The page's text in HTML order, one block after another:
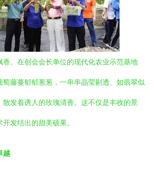
香。在创会会长单位的现代化农业示范基地
萄藤蔓郁郁葱葱，一串串晶莹剔透、如翡翠似
散发着诱人的玫瑰清香。这不仅是丰收的景
发结出的甜美硕果。
越